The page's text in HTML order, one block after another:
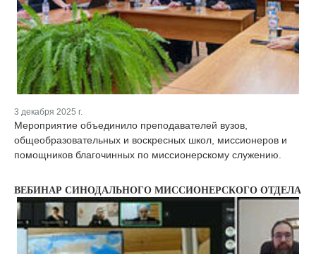
3 декабря 2025 г.
Мероприятие объединило преподавателей вузов,
общеобразовательных и воскресных школ, миссионеров и
помощников благочинных по миссионерскому служению.
ВЕБИНАР СИНОДАЛЬНОГО МИССИОНЕРСКОГО ОТДЕЛА